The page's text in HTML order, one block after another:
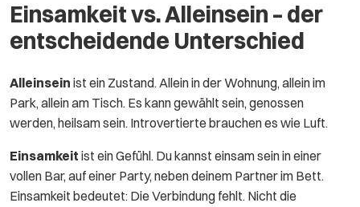
Einsamkeit vs. Alleinsein – der
entscheidende Unterschied
Alleinsein ist ein Zustand. Allein in der Wohnung, allein im
Park, allein am Tisch. Es kann gewählt sein, genossen
werden, heilsam sein. Introvertierte brauchen es wie Luft.
Einsamkeit ist ein Gefühl. Du kannst einsam sein in einer
vollen Bar, auf einer Party, neben deinem Partner im Bett.
Einsamkeit bedeutet: Die Verbindung fehlt. Nicht die